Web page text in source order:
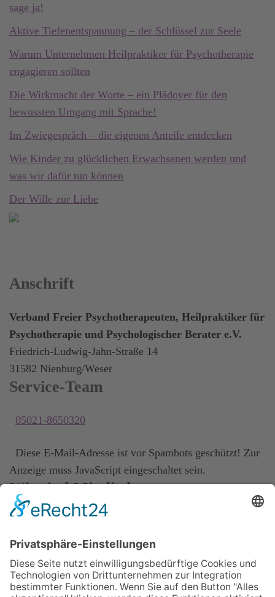
sage ja!
Aktive Tiefenentspannung – der Schlüssel zur Seele
Warum Unternehmen Heilpraktiker für Psychotherapie
engagieren sollten
Die Wirkmacht der Worte – ein Plädoyer für den
bewussten Umgang mit Sprache!
Im Zwiegespräch – die eigenen Anteile entdecken
Wie Kinder zu glücklichen Erwachsenen werden und
was wir dafür tun können
Der Wille zur Liebe
Anschrift
Verband Freier Psychotherapeuten, Heilpraktiker für
Psychotherapie und Psychologischer Berater e.V.
Friedrich-Ludwig-Jahn-Straße 14
31582 Nienburg/Weser
Service-Team
05021-8650320
Diese E-Mail-Adresse ist vor Spambots geschützt! Zur
Anzeige muss JavaScript eingeschaltet sein.
Wir sind Mitglied